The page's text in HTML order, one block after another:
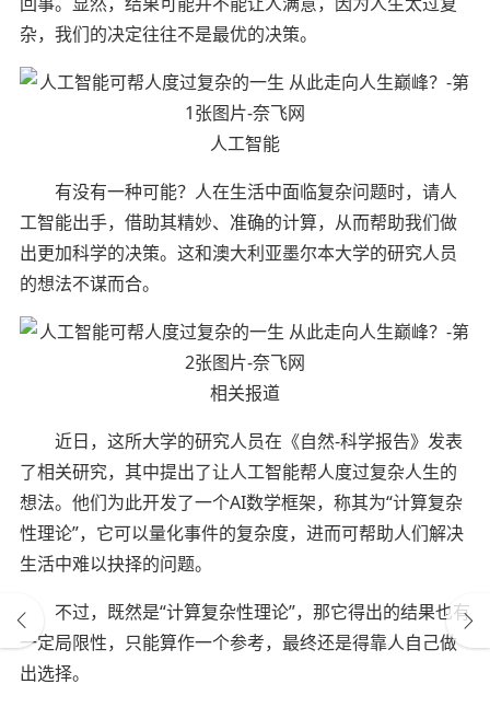
杂，我们的决定往往不是最优的决策。
人工智能
有没有一种可能？人在生活中面临复杂问题时，请人
工智能出手，借助其精妙、准确的计算，从而帮助我们做
出更加科学的决策。这和澳大利亚墨尔本大学的研究人员
的想法不谋而合。
相关报道
近日，这所大学的研究人员在《自然-科学报告》发表
了相关研究，其中提出了让人工智能帮人度过复杂人生的
想法。他们为此开发了一个AI数学框架，称其为“计算复杂
性理论”，它可以量化事件的复杂度，进而可帮助人们解决
生活中难以抉择的问题。
不过，既然是“计算复杂性理论”，那它得出的结果也有
一定局限性，只能算作一个参考，最终还是得靠人自己做
出选择。